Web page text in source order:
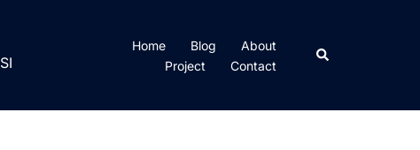
Home Blog
About
Project
Contact
Cari